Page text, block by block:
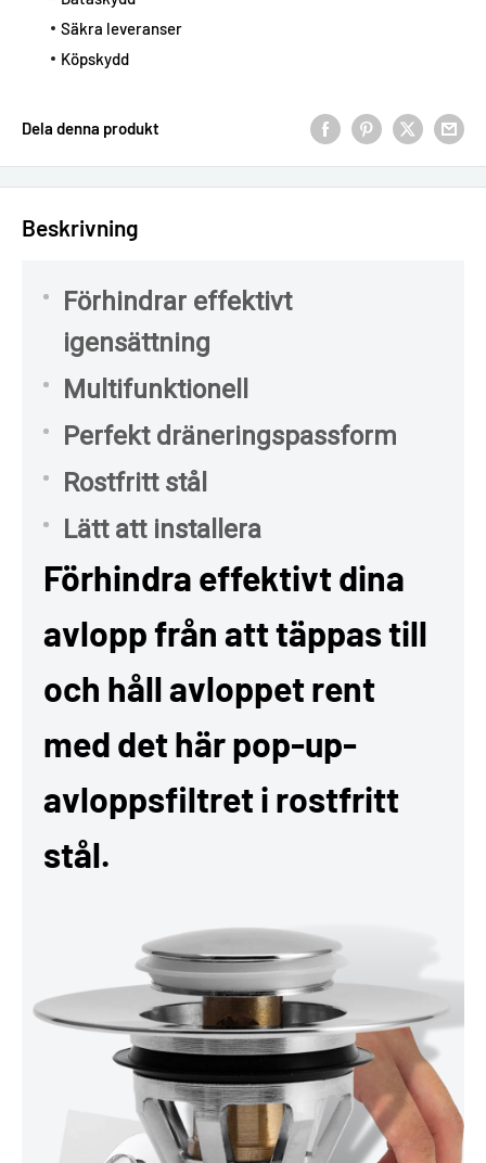
Säkra leveranser
Köpskydd
Dela denna produkt
Beskrivning
Förhindrar effektivt
igensättning
Multifunktionell
Perfekt dräneringspassform
Rostfritt stål
Lätt att installera
Förhindra effektivt dina
avlopp från att täppas till
och håll avloppet rent
med det här pop-up-
avloppsfiltret i rostfritt
stål.